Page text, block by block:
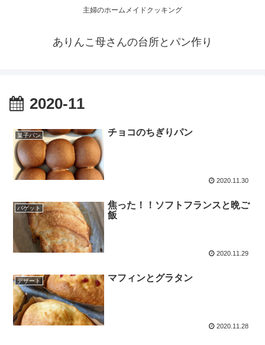
主婦のホームメイドクッキング
ありんこ母さんの台所とパン作り
2020-11
菓子パン チョコのちぎりパン
2020.11.30
バゲット
焦った！！ソフトフランスと晩ご
飯
2020.11.29
デザート マフィンとグラタン
2020.11.28